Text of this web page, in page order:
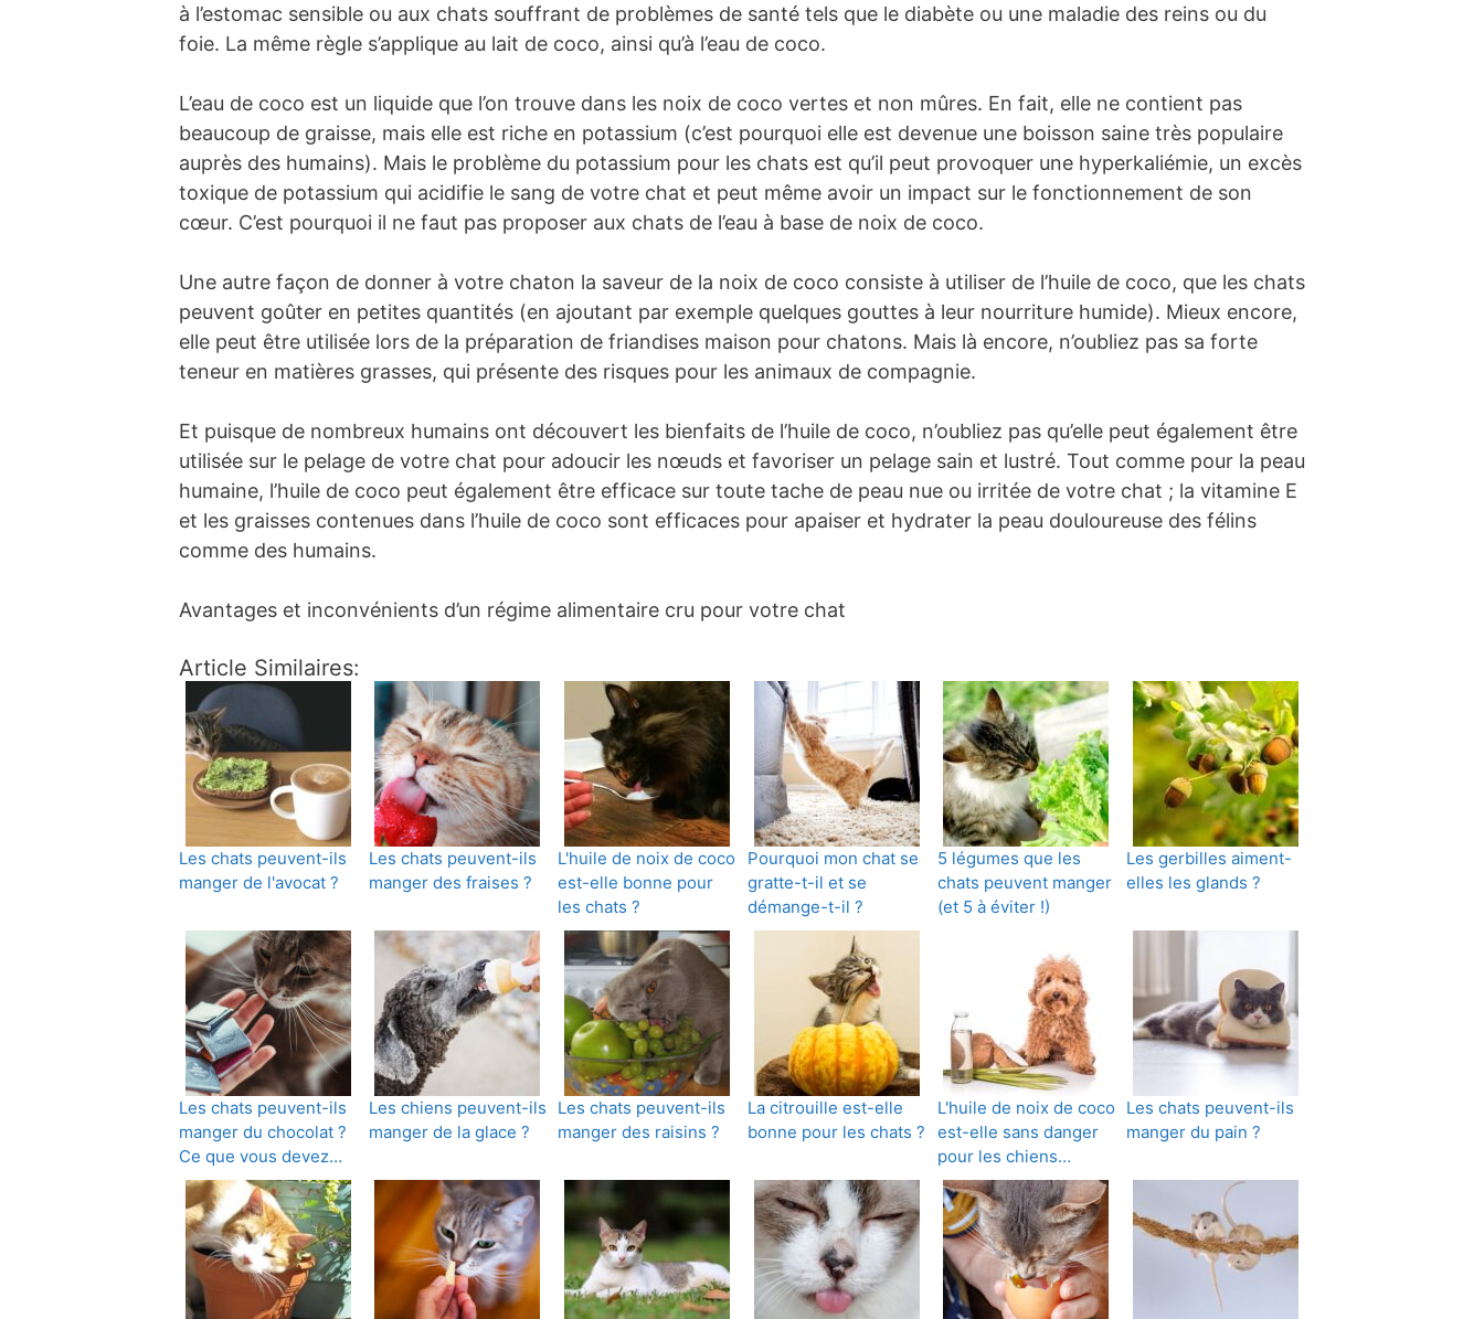
à l’estomac sensible ou aux chats souffrant de problèmes de santé tels que le diabète ou une maladie des reins ou du
foie. La même règle s’applique au lait de coco, ainsi qu’à l’eau de coco.
L’eau de coco est un liquide que l’on trouve dans les noix de coco vertes et non mûres. En fait, elle ne contient pas
beaucoup de graisse, mais elle est riche en potassium (c’est pourquoi elle est devenue une boisson saine très populaire
auprès des humains). Mais le problème du potassium pour les chats est qu’il peut provoquer une hyperkaliémie, un excès
toxique de potassium qui acidifie le sang de votre chat et peut même avoir un impact sur le fonctionnement de son
cœur. C’est pourquoi il ne faut pas proposer aux chats de l’eau à base de noix de coco.
Une autre façon de donner à votre chaton la saveur de la noix de coco consiste à utiliser de l’huile de coco, que les chats
peuvent goûter en petites quantités (en ajoutant par exemple quelques gouttes à leur nourriture humide). Mieux encore,
elle peut être utilisée lors de la préparation de friandises maison pour chatons. Mais là encore, n’oubliez pas sa forte
teneur en matières grasses, qui présente des risques pour les animaux de compagnie.
Et puisque de nombreux humains ont découvert les bienfaits de l’huile de coco, n’oubliez pas qu’elle peut également être
utilisée sur le pelage de votre chat pour adoucir les nœuds et favoriser un pelage sain et lustré. Tout comme pour la peau
humaine, l’huile de coco peut également être efficace sur toute tache de peau nue ou irritée de votre chat ; la vitamine E
et les graisses contenues dans l’huile de coco sont efficaces pour apaiser et hydrater la peau douloureuse des félins
comme des humains.
Avantages et inconvénients d’un régime alimentaire cru pour votre chat
Article Similaires:
Les chats peuvent-ils
manger de l'avocat ?
Les chats peuvent-ils
manger des fraises ?
L'huile de noix de coco
est-elle bonne pour
les chats ?
Pourquoi mon chat se
gratte-t-il et se
démange-t-il ?
5 légumes que les
chats peuvent manger
(et 5 à éviter !)
Les gerbilles aiment-
elles les glands ?
Les chats peuvent-ils
manger du chocolat ?
Ce que vous devez…
Les chiens peuvent-ils
manger de la glace ?
Les chats peuvent-ils
manger des raisins ?
La citrouille est-elle
bonne pour les chats ?
L'huile de noix de coco
est-elle sans danger
pour les chiens…
Les chats peuvent-ils
manger du pain ?